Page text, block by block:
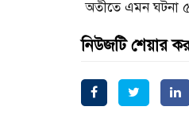
অতীতে এমন ঘটনা
নিউজটি শেয়ার